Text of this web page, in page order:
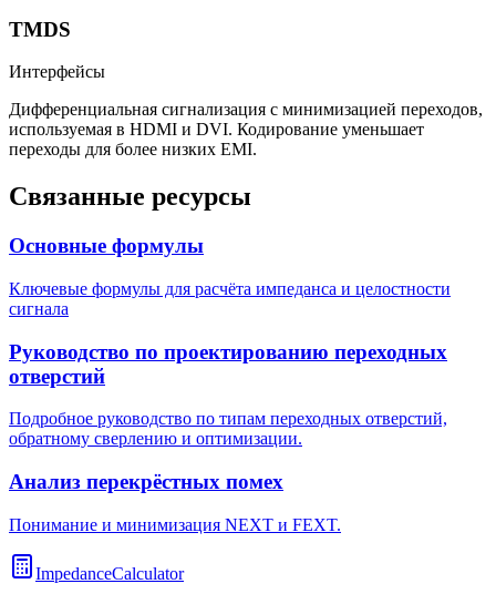
TMDS
Интерфейсы
Дифференциальная сигнализация с минимизацией переходов,
используемая в HDMI и DVI. Кодирование уменьшает
переходы для более низких EMI.
Связанные ресурсы
Основные формулы
Ключевые формулы для расчёта импеданса и целостности
сигнала
Руководство по проектированию переходных
отверстий
Подробное руководство по типам переходных отверстий,
обратному сверлению и оптимизации.
Анализ перекрёстных помех
Понимание и минимизация NEXT и FEXT.
ImpedanceCalculator